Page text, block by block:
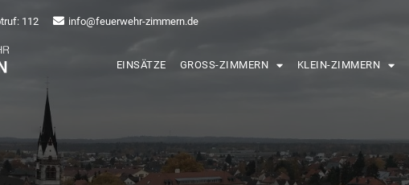
112 info@feuerwehr-zimmern.de
EINSÄTZE GROSS-ZIMMERN KLEIN-ZIMMERN